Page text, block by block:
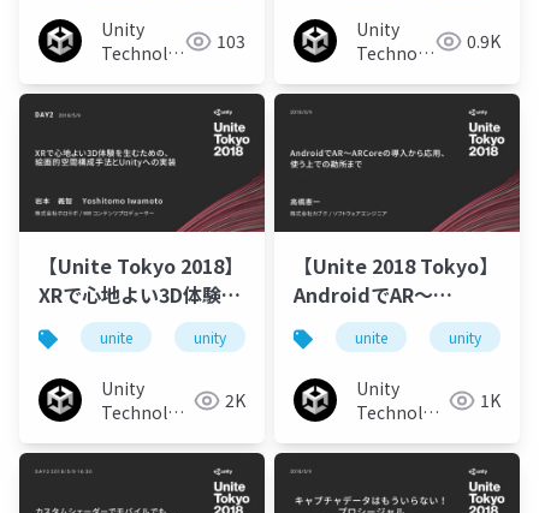
Unity
Technologies 103
Unity
Technologies 0.9K
【Unite Tokyo 2018】
XRで心地よい3D体験を
生むための、絵画的空
間構成手法とUnityへの
実装
unite unity unity3d unitetokyo
Unity
Technologies 2K
【Unite 2018 Tokyo】
AndroidでAR〜
ARCoreの導入から応
用、使う上での勘所ま
で
unite unity
Unity
Technologies 1K